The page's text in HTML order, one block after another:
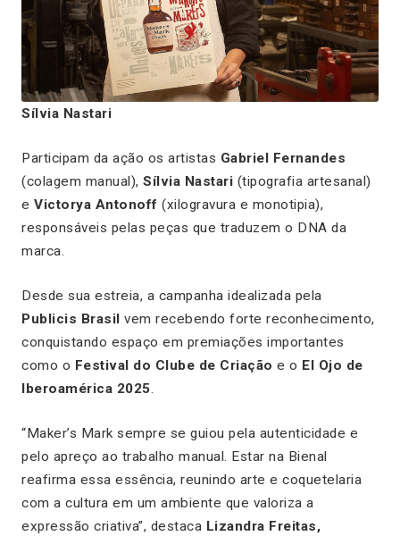
Sílvia Nastari
Participam da ação os artistas Gabriel Fernandes
(colagem manual), Sílvia Nastari (tipografia artesanal)
e Victorya Antonoff (xilogravura e monotipia),
responsáveis pelas peças que traduzem o DNA da
marca.
Desde sua estreia, a campanha idealizada pela
Publicis Brasil vem recebendo forte reconhecimento,
conquistando espaço em premiações importantes
como o Festival do Clube de Criação e o El Ojo de
Iberoamérica 2025.
“Maker’s Mark sempre se guiou pela autenticidade e
pelo apreço ao trabalho manual. Estar na Bienal
reafirma essa essência, reunindo arte e coquetelaria
com a cultura em um ambiente que valoriza a
expressão criativa”, destaca Lizandra Freitas,